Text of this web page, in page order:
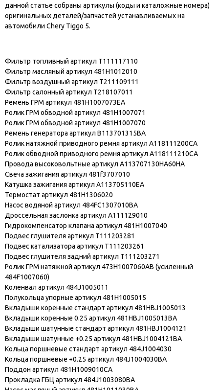
данной статье собраны артикулы (коды и каталожные номера)
оригинальных деталей/запчастей устанавливаемых на
автомобили Chery Tiggo 5.
Фильтр топливный артикул T111117110
Фильтр масляный артикул 481H1012010
Фильтр воздушный артикул T211109111
Фильтр салонный артикул T218107011
Ремень ГРМ артикул 481H1007073EA
Ролик ГРМ обводной артикул 481H1007071
Ролик ГРМ обводной артикул 481H1007070
Ремень генератора артикул B113701315BA
Ролик натяжной приводного ремня артикул A118111200CA
Ролик обводной приводного ремня артикул A118111210CA
Провода высоковольтные артикул A113707130HA60HA
Свеча зажигания артикул 481f3707010
Катушка зажигания артикул A113705110EA
Термостат артикул 481H1306020
Насос водяной артикул 484FC1307010BA
Дроссельная заслонка артикул A111129010
Гидрокомпенсатор клапана артикул 481H1007040
Подвес глушителя артикул T111203281
Подвес катализатора артикул T111203261
Подвес глушителя задний артикул T111203271
Ролик ГРМ натяжной артикул 473H1007060AB (усиленный
484F1007060)
Коленвал артикул 484J1005011
Полукольца упорные артикул 481H1005015
Вкладыши коренные стандарт артикул 481HBJ1005013
Вкладыши коренные 0.25 артикул 481HBJ1005013BA
Вкладыши шатунные стандарт артикул 481HBJ1004121
Вкладыши шатунные +0.25 артикул 481HBJ1004121BA
Кольца поршневые стандарт артикул 484J1004030
Кольца поршневые +0.25 артикул 484J1004030BA
Поддон артикул 481H1009010CA
Прокладка ГБЦ артикул 484J1003080BA